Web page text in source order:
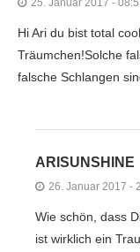
Hi Ari du bist total
Träumchen!Solche
falsche Schlangen
ARISUNSHINE
26. Januar 2017 -
Wie schön, dass
ist wirklich ein